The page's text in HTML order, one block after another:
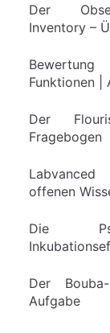
Der
Inventory –
Funktionen |
Der
Fragebogen
offenen
Die
Der
Aufgabe